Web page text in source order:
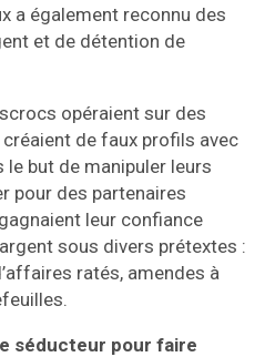
a également reconnu des
et de détention de
opéraient sur des
de faux profils avec
but de manipuler leurs
pour des partenaires
leur confiance
sous divers prétextes :
ratés, amendes à
séducteur pour faire